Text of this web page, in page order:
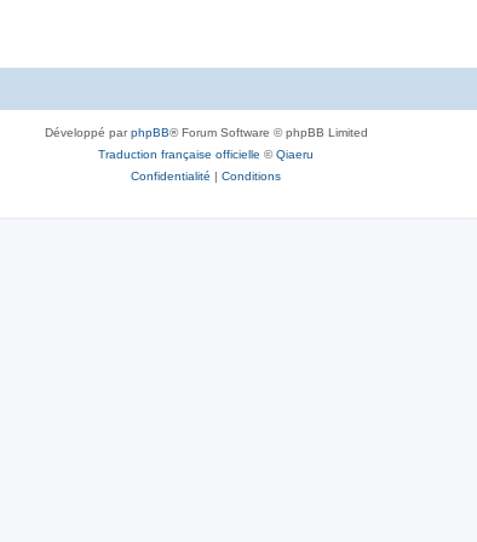
Développé parphpBB® Forum Software © phpBB Limited
Traduction française officielle ©Qiaeru
Confidentialité | Conditions